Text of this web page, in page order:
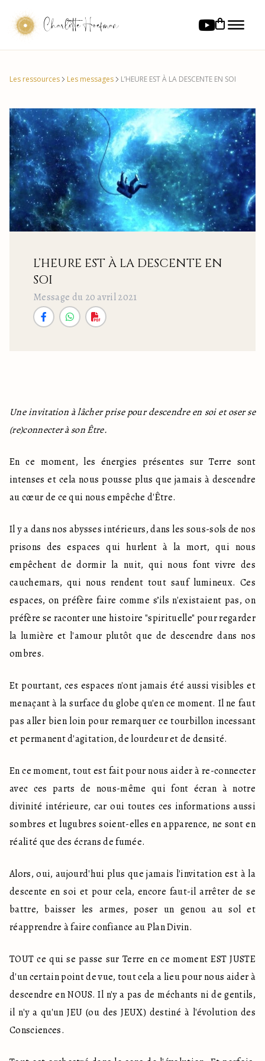
Charlotte Hoefman
Les ressources Les messages L’HEURE EST À LA DESCENTE EN SOI
L’HEURE EST À LA DESCENTE EN
SOI
Message du 20 avril 2021
Une invitation à lâcher prise pour descendre en soi et oser se
(re)connecter à son Être.
En ce moment, les énergies présentes sur Terre sont
intenses et cela nous pousse plus que jamais à descendre
au cœur de ce qui nous empêche d'Être.
Il y a dans nos abysses intérieurs, dans les sous-sols de nos
prisons des espaces qui hurlent à la mort, qui nous
empêchent de dormir la nuit, qui nous font vivre des
cauchemars, qui nous rendent tout sauf lumineux. Ces
espaces, on préfère faire comme s’ils n'existaient pas, on
préfère se raconter une histoire "spirituelle" pour regarder
la lumière et l'amour plutôt que de descendre dans nos
ombres.
Et pourtant, ces espaces n'ont jamais été aussi visibles et
menaçant à la surface du globe qu'en ce moment. Il ne faut
pas aller bien loin pour remarquer ce tourbillon incessant
et permanent d'agitation, de lourdeur et de densité.
En ce moment, tout est fait pour nous aider à re-connecter
avec ces parts de nous-même qui font écran à notre
divinité intérieure, car oui toutes ces informations aussi
sombres et lugubres soient-elles en apparence, ne sont en
réalité que des écrans de fumée.
Alors, oui, aujourd'hui plus que jamais l'invitation est à la
descente en soi et pour cela, encore faut-il arrêter de se
battre, baisser les armes, poser un genou au sol et
réapprendre à faire confiance au Plan Divin.
TOUT ce qui se passe sur Terre en ce moment EST JUSTE
d'un certain point de vue, tout cela a lieu pour nous aider à
descendre en NOUS. Il n'y a pas de méchants ni de gentils,
il n'y a qu'un JEU (ou des JEUX) destiné à l'évolution des
Consciences.